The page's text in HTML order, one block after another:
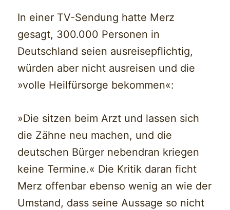
In einer TV-Sendung hatte Merz
gesagt, 300.000 Personen in
Deutschland seien ausreisepflichtig,
würden aber nicht ausreisen und die
»volle Heilfürsorge bekommen«:
»Die sitzen beim Arzt und lassen sich
die Zähne neu machen, und die
deutschen Bürger nebendran kriegen
keine Termine.« Die Kritik daran ficht
Merz offenbar ebenso wenig an wie der
Umstand, dass seine Aussage so nicht